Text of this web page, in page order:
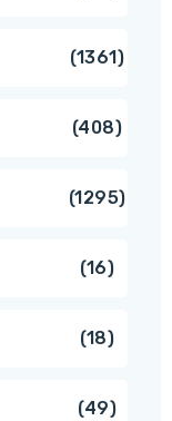
13611361
408408
12951295
1616
1818
4949